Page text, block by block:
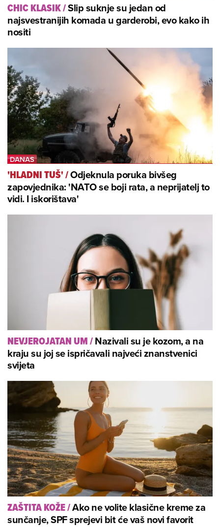
CHIC KLASIK/Slip suknje su jedan od
najsvestranijih komada u garderobi, evo kako ih
nositi
'HLADNI TUŠ'/Odjeknula poruka bivšeg
zapovjednika: 'NATO se boji rata, a neprijatelj to
vidi. I iskorištava'
NEVJEROJATAN UM/Nazivali su je kozom, a na
kraju su joj se ispričavali najveći znanstvenici
svijeta
ZAŠTITA KOŽE/Ako ne volite klasične kreme za
sunčanje, SPF sprejevi bit će vaš novi favorit